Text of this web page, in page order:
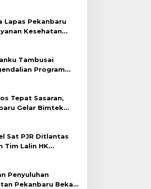
Lapas Pekanbaru
Kesehatan
Prolanis
Tambusai
Program
Pastikan
Tepat Sasaran,
Gelar Bimtek
Puskessos
Sat PJR Ditlantas
Tim Lalin HK
Korban
Penyuluhan
Pekanbaru Bekali